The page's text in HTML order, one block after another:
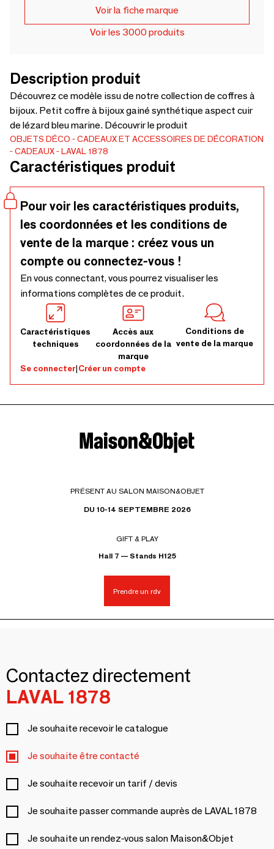
Voir la fiche marque
Voir les 3000 produits
Description produit
Découvrez ce modèle issu de notre collection de coffres à
bijoux. Petit coffre à bijoux gainé synthétique aspect cuir
de lézard bleu marine. Découvrir le produit
OBJETS DÉCO
CADEAUX ET ACCESSOIRES DE DÉCORATION
CADEAUX
LAVAL 1878
Caractéristiques produit
Pour voir les caractéristiques produits,
les coordonnées et les conditions de
vente de la marque : créez vous un
compte ou connectez-vous !
En vous connectant, vous pourrez visualiser les
informations complètes de ce produit.
Caractéristiques
techniques
Accès aux
coordonnées de la
marque
Conditions de
vente de la marque
Se connecter|Créer un compte
PRÉSENT AU SALON MAISON&OBJET
DU 10-14 SEPTEMBRE 2026
GIFT & PLAY
Hall 7 — Stands H125
Prendre un rdv
Contactez directement
LAVAL 1878
Je souhaite recevoir le catalogue
Je souhaite être contacté
Je souhaite recevoir un tarif / devis
Je souhaite passer commande auprès de LAVAL 1878
Je souhaite un rendez-vous salon Maison&Objet